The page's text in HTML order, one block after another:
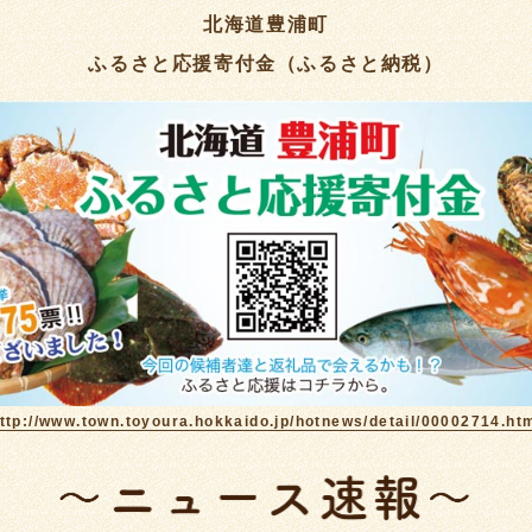
北海道豊浦町
ふるさと応援寄付金（ふるさと納税）
www.town.toyoura.hokkaido.jp/hotnews/detail/